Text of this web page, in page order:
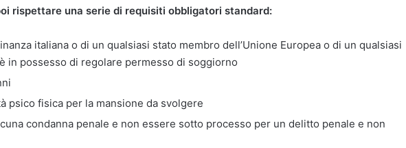
rispettare una serie di requisiti obbligatori standard:
italiana o di un qualsiasi stato membro dell’Unione Europea o di un qualsiasi
in possesso di regolare permesso di soggiorno
psico fisica per la mansione da svolgere
condanna penale e non essere sotto processo per un delitto penale e non